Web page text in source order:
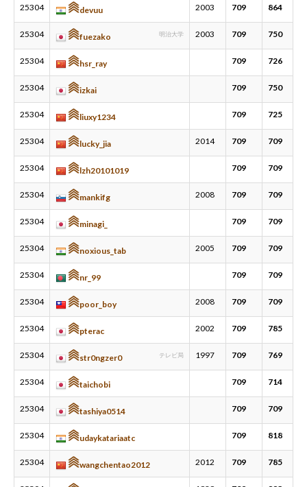
25304 devuu 2003 709 864
25304 fuezako 明治大学 2003 709 750
25304 hsr_ray 709 726
25304 izkai 709 750
25304 liuxy1234 709 725
25304 lucky_jia 2014 709 709
25304 lzh20101019 709 709
25304 mankifg 2008 709 709
25304 minagi_ 709 709
25304 noxious_tab 2005 709 709
25304 nr_99 709 709
25304 poor_boy 2008 709 709
25304 pterac 2002 709 785
25304 str0ngzer0 テレビ局 1997 709 769
25304 taichobi 709 714
25304 tashiya0514 709 709
25304 udaykatariaatc 709 818
25304 wangchentao2012 2012 709 785